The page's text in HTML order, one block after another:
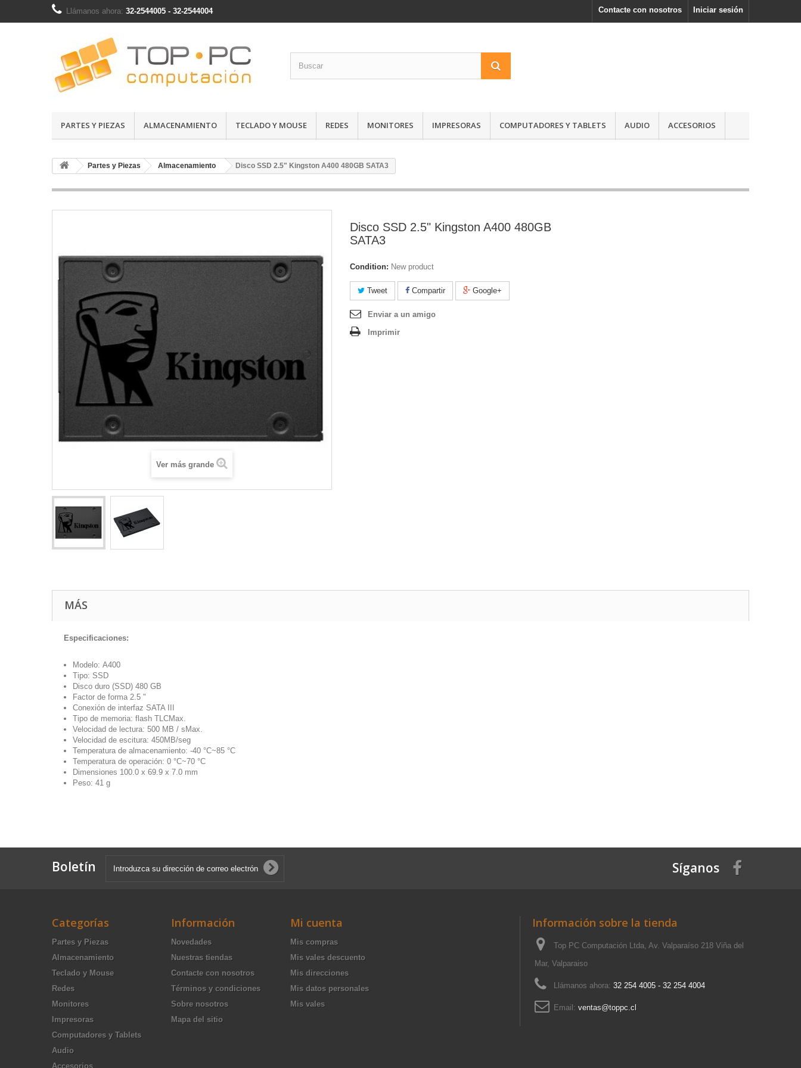
Iniciar sesión
Contacte con nosotros
Llámanos ahora: 32-2544005 - 32-2544004
PARTES Y PIEZAS ALMACENAMIENTO TECLADO Y MOUSE REDES MONITORES IMPRESORAS COMPUTADORES Y TABLETS AUDIO ACCESORIOS
Partes y Piezas Almacenamiento Disco SSD 2.5" Kingston A400 480GB SATA3
Ver más grande
Disco SSD 2.5" Kingston A400 480GB
SATA3
Condition: New product
Tweet Compartir Google+
Enviar a un amigo
Imprimir
MÁS
Especificaciones:
Modelo: A400
Tipo: SSD
Disco duro (SSD) 480 GB
Factor de forma 2.5 "
Conexión de interfaz SATA III
Tipo de memoria: flash TLCMax.
Velocidad de lectura: 500 MB / sMax.
Velocidad de escitura: 450MB/seg
Temperatura de almacenamiento: -40 °C~85 °C
Temperatura de operación: 0 °C~70 °C
Dimensiones 100.0 x 69.9 x 7.0 mm
Peso: 41 g
Boletín Síganos
Categorías
Partes y Piezas
Almacenamiento
Teclado y Mouse
Redes
Monitores
Impresoras
Computadores y Tablets
Audio
Accesorios
Información
Novedades
Nuestras tiendas
Contacte con nosotros
Términos y condiciones
Sobre nosotros
Mapa del sitio
Mi cuenta
Mis compras
Mis vales descuento
Mis direcciones
Mis datos personales
Mis vales
Información sobre la tienda
Top PC Computación Ltda, Av. Valparaíso 218 Viña del
Mar, Valparaiso
Llámanos ahora: 32 254 4005 - 32 254 4004
Email: ventas@toppc.cl